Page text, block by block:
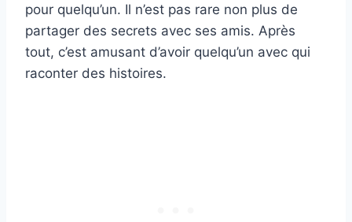
pour quelqu’un. Il n’est pas rare non plus de
partager des secrets avec ses amis. Après
tout, c’est amusant d’avoir quelqu’un avec qui
raconter des histoires.